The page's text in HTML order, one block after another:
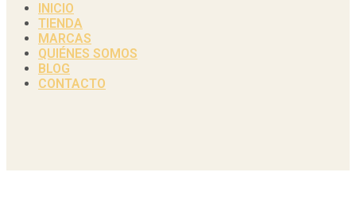
INICIO
TIENDA
MARCAS
QUIÉNES SOMOS
BLOG
CONTACTO